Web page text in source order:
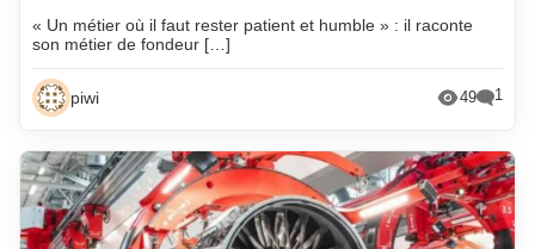
« Un métier où il faut rester patient et humble » : il raconte
son métier de fondeur […]
piwi 49 1